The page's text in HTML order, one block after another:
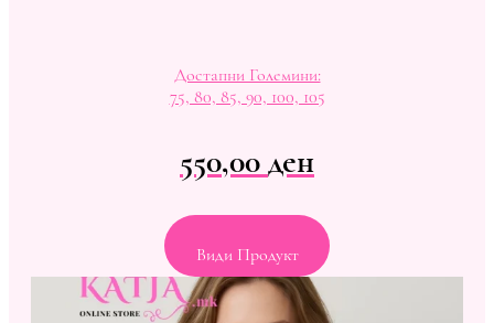
Достапни Големини:
75, 80, 85, 90, 100, 105
550,00ден
Види Продукт